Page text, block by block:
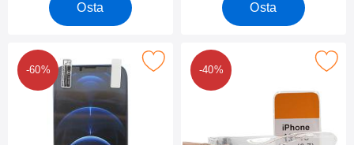
Osta Osta
-60%
näytönsuojakalvopakett iPhone 13 Pro Max (6.7)
-40%
Merkitse ultra Thin TPU Kotelo